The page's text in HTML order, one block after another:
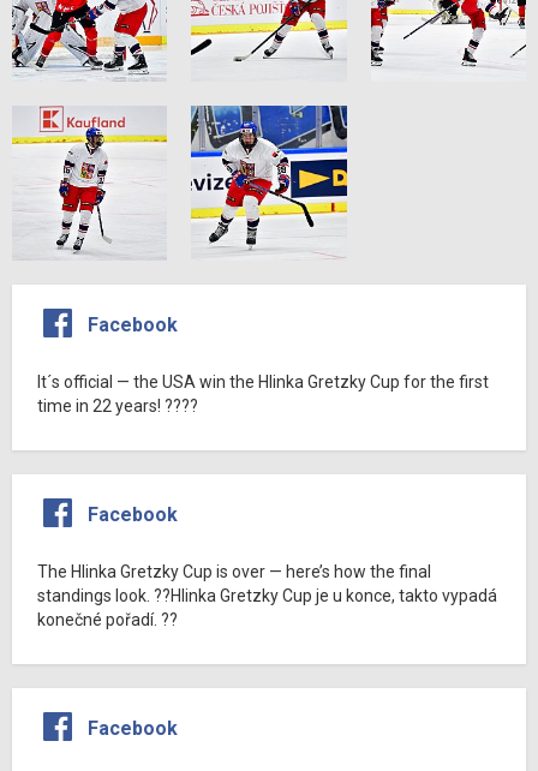
Facebook
It´s official — the USA win the Hlinka Gretzky Cup for the first
time in 22 years! ????
Facebook
The Hlinka Gretzky Cup is over — here’s how the final
standings look. ??Hlinka Gretzky Cup je u konce, takto vypadá
konečné pořadí. ??
Facebook